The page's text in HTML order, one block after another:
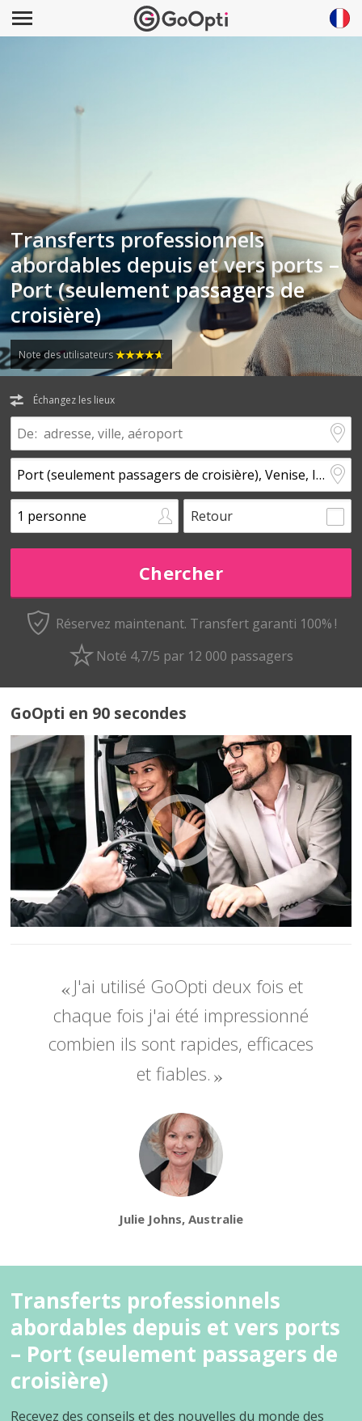
Transferts professionnels
abordables depuis et vers ports –
Port (seulement passagers de
croisière)
Note des utilisateurs
Échangez les lieux
Retour
Réservez maintenant. Transfert garanti 100% !
Noté 4,7/5 par 12 000 passagers
GoOpti en 90 secondes
J'ai utilisé GoOpti deux fois et
chaque fois j'ai été impressionné
combien ils sont rapides, efficaces
et fiables.
Julie Johns, Australie
Transferts professionnels
abordables depuis et vers ports
– Port (seulement passagers de
croisière)
Recevez des conseils et des nouvelles du monde des